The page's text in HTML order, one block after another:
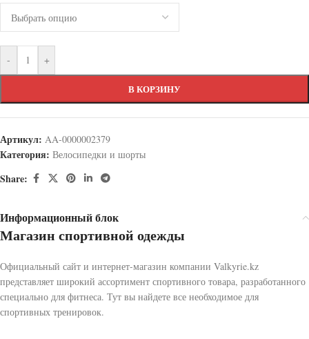
- +
В КОРЗИНУ
Артикул: AA-0000002379
Категория: Велосипедки и шорты
Share:
Информационный блок
Магазин спортивной одежды
Официальный сайт и интернет-магазин компании Valkyrie.kz
представляет широкий ассортимент спортивного товара, разработанного
специально для фитнеса. Тут вы найдете все необходимое для
спортивных тренировок.